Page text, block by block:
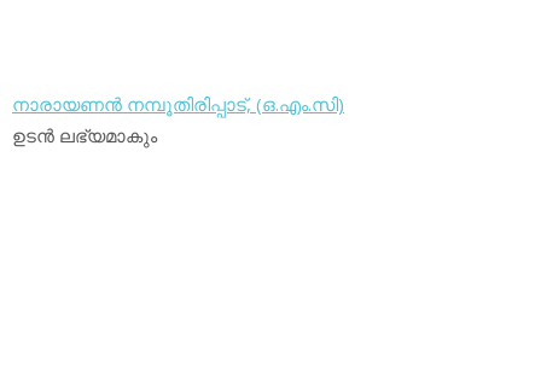
നാരായണന്‍ നമ്പൂതിരിപ്പാട്, (ഒ.എം.സി)
ഉടന്‍ ലഭ്യമാകും